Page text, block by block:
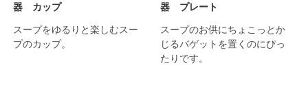
スープをゆるりと楽しむスー
プのカップ。
器 カップ
スープのお供にちょこっとか
じるバゲットを置くのにぴっ
たりです。
器 プレート